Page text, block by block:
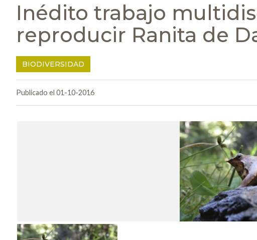
Inédito trabajo
reproducir Ranita de
BIODIVERSIDAD
Publicado el 01-10-2016